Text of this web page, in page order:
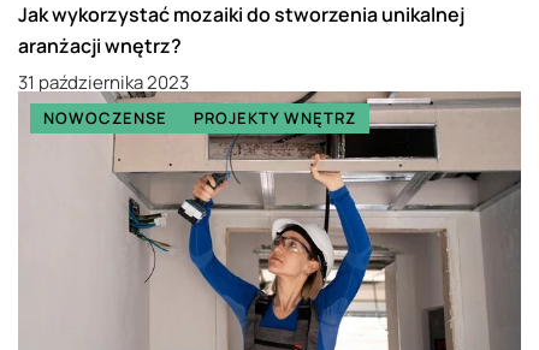
Jak wykorzystać mozaiki do stworzenia unikalnej
aranżacji wnętrz?
31 października 2023
NOWOCZENSE PROJEKTY WNĘTRZ